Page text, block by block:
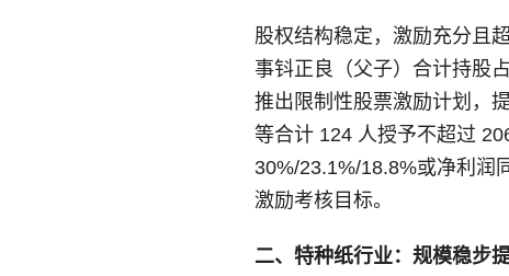
股权结构稳定，激励充分且
事钭正良（父子）合计持股
推出限制性股票激励计划，
等合计 124 人授予不超过
30%/23.1%/18.8%或净利润
激励考核目标。
二、特种纸行业：规模稳步